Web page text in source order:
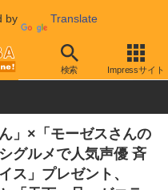
by Translate
検索 Impressサイト
ポット情報 ショップ
」×「モーゼスさんの
グルメで人気声優 斉
ス」プレゼント、